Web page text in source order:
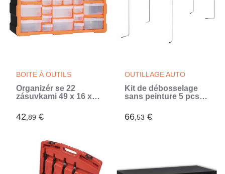
BOITE À OUTILS
Organizér se 22
zásuvkami 49 x 16 x
42,89 €
OUTILLAGE AUTO
Kit de débosselage
sans peinture 5 pcs
(Argent)
66,53 €